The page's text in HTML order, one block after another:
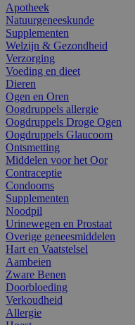
Apotheek
Natuurgeneeskunde
Supplementen
Welzijn & Gezondheid
Verzorging
Voeding en dieet
Dieren
Ogen en Oren
Oogdruppels allergie
Oogdruppels Droge Ogen
Oogdruppels Glaucoom
Ontsmetting
Middelen voor het Oor
Contraceptie
Condooms
Supplementen
Noodpil
Urinewegen en Prostaat
Overige geneesmiddelen
Hart en Vaatstelsel
Aambeien
Zware Benen
Doorbloeding
Verkoudheid
Allergie